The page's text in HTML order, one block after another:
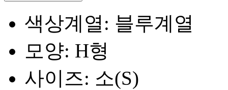
색상계열: 블루계열
모양: H형
사이즈: 소(S)